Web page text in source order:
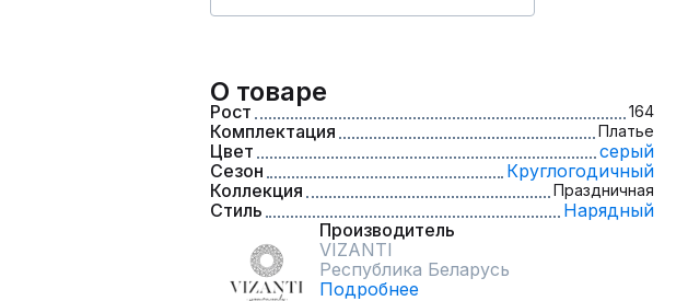
О товаре
Рост 164
Комплектация Платье
Цвет
серый
Сезон
Круглогодичный
Коллекция
Праздничная
Стиль
Нарядный
Производитель
VIZANTI
Республика Беларусь
Подробнее